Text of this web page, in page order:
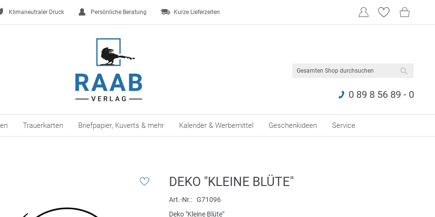
Klimaneutraler Druck Persönliche Beratung Kurze Lieferzeiten
0 89 8 56 89 - 0
Trauerkarten Briefpapier, Kuverts & mehr Kalender & Werbemittel Geschenkideen Service
DEKO "KLEINE BLÜTE"
Art.-Nr.
G71096
Deko "Kleine Blüte"